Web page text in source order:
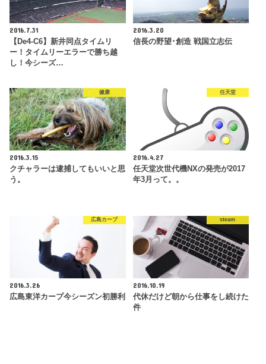
2016.7.31
【De4-C6】新井同点タイムリ
ー！タイムリーエラーで勝ち越
し！今シーズ…
2016.3.20
信長の野望･創造 戦国立志伝
健康
2016.3.15
クチャラーは逮捕してもいいと思
う。
任天堂
2016.4.27
任天堂次世代機NXの発売が2017
年3月って。。
広島カープ
2016.3.26
広島東洋カープ今シーズン初勝利
steam
2016.10.19
代休だけど朝から仕事をし続けた
件